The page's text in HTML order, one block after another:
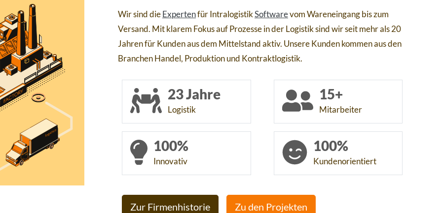
Wir sind dieExpertenfür IntralogistikSoftwarevom Wareneingang bis zum
Versand. Mit klarem Fokus auf Prozesse in der Logistik sind wir seit mehr als 20
Jahren für Kunden aus dem Mittelstand aktiv. Unsere Kunden kommen aus den
Branchen Handel, Produktion und Kontraktlogistik.
23 Jahre
Logistik
15+
Mitarbeiter
100%
Innovativ
100%
Kundenorientiert
Zur Firmenhistorie Zu den Projekten